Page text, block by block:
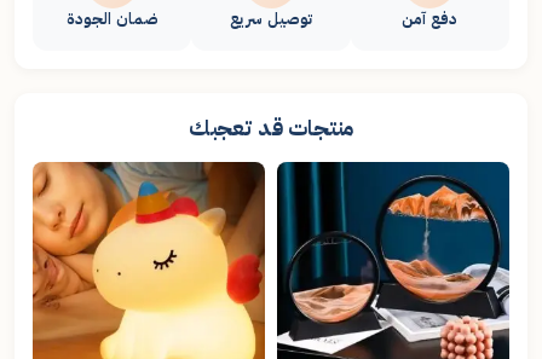
دفع آمن توصيل سريع ضمان الجودة
منتجات قد تعجبك